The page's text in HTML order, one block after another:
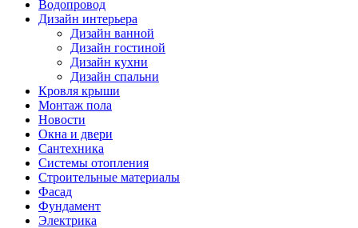
Водопровод
Дизайн интерьера
Дизайн ванной
Дизайн гостиной
Дизайн кухни
Дизайн спальни
Кровля крыши
Монтаж пола
Новости
Окна и двери
Сантехника
Системы отопления
Строительные материалы
Фасад
Фундамент
Электрика